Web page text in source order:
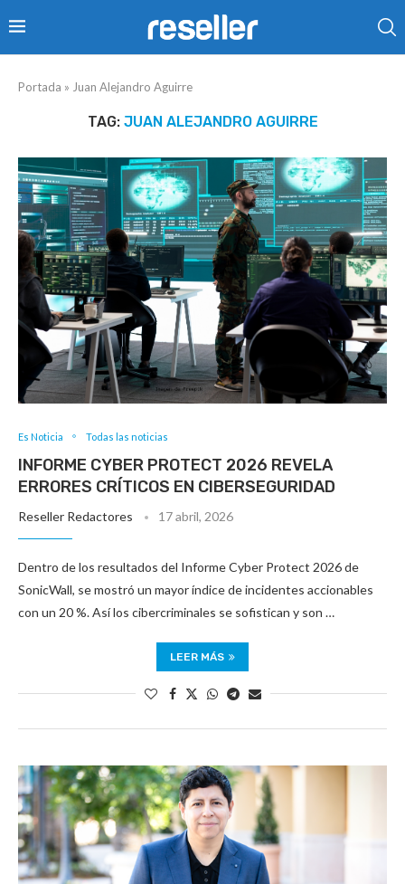
Portada » Juan Alejandro Aguirre
TAG: JUAN ALEJANDRO AGUIRRE
Es Noticia Todas las noticias
INFORME CYBER PROTECT 2026 REVELA
ERRORES CRÍTICOS EN CIBERSEGURIDAD
Reseller Redactores 17 abril, 2026
Dentro de los resultados del Informe Cyber Protect 2026 de
SonicWall, se mostró un mayor índice de incidentes accionables
con un 20 %. Así los cibercriminales se sofistican y son …
LEER MÁS